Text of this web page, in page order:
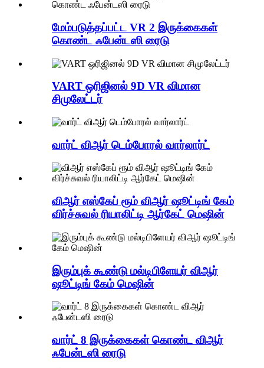
மேம்படுத்தப்பட்ட VR 2 இருக்கைகள்
கொண்ட ஃபேன்டஸி ரைடு
VART ஒரிஜினல் 9D VR விமான
சிமுலேட்டர்
வார்ட் விஆர் டெம்போரல் வார்லார்ட்
விஆர் எஸ்கேப் ரூம் விஆர் ஷூட்டிங் கேம்
விர்ச்சுவல் ரியாலிட்டி ஆர்கேட் மெஷின்
இரும்புக் கூண்டு மல்டிபிளேயர் விஆர்
ஷூட்டிங் கேம் மெஷின்
வார்ட் 8 இருக்கைகள் கொண்ட விஆர்
ஃபேன்டஸி ரைடு